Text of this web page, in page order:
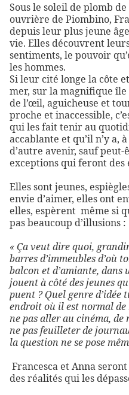
Sous le soleil de plomb de
ouvrière de Piombino,
depuis leur plus jeune
vie. Elles découvrent
sentiments, le pouvoir
les hommes.
Si leur cité longe la côte
mer, sur la magnifique
de l’œil, aguicheuse et
proche et inaccessible,
qui les fait tenir au
accablante et qu’il n’y a,
d’autre avenir, sauf
exceptions qui feront des
Elles sont jeunes,
envie d’aimer, elles ont
elles, espèrent même si
pas beaucoup d’illusions :
« Ça veut dire quoi,
barres d’immeubles d’où
balcon et d’amiante, dans
jouent à côté des jeunes
puent ? Quel genre d’idée
endroit où il est normal de
ne pas aller au cinéma, de
ne pas feuilleter de
la question ne se pose
Francesca et Anna
des réalités qui les